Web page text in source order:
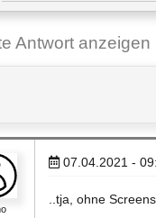
Antwort anzeigen
07.04.2021 -
..tja, ohne